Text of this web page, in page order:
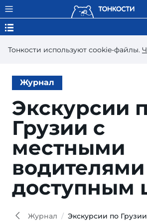
Тонкости используют сookie-файлы.
Журнал
Экскурсии
Грузии с
местными
доступным
Журнал Экскурсии по